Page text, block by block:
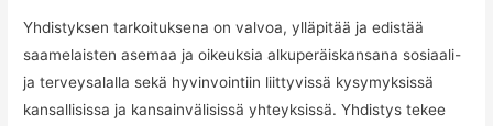
Yhdistyksen tarkoituksena on valvoa, ylläpitää ja edistää
saamelaisten asemaa ja oikeuksia alkuperäiskansana sosiaali-
ja terveysalalla sekä hyvinvointiin liittyvissä kysymyksissä
kansallisissa ja kansainvälisissä yhteyksissä. Yhdistys tekee